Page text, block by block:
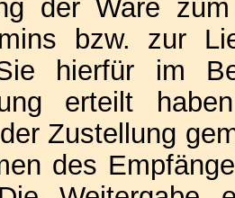
der Ware
bzw. zur
hierfür im
erteilt
Zustellung
des